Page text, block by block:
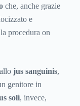
che, anche grazie
e
procedura on
jus sanguinis,
genitore in
soli, invece,